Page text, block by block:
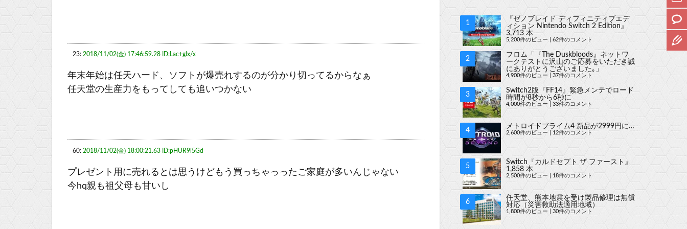
23: 2018/11/02(金) 17:46:59.28 ID:Lac+glx/x
年末年始は任天ハード、ソフトが爆売れするのが分かり切ってるからなぁ
任天堂の生産力をもってしても追いつかない
60: 2018/11/02(金) 18:00:21.63 ID:pHUR9i5Gd
プレゼント用に売れるとは思うけどもう買っちゃっったご家庭が多いんじゃない
今hq親も祖父母も甘いし
『ゼノブレイド ディフィニティブエデ
ィション Nintendo Switch 2 Edition』
3,713 本
5,200件のビュー 62件のコメント
フロム「『The Duskbloods』ネットワ
ークテストに沢山のご応募をいただき誠
にありがとうございました｡」
4,900件のビュー| 37件のコメント
Switch2版『FF14』緊急メンテでロード
時間が8秒から6秒に
4,000件のビュー 33件のコメント
メトロイドプライム4 新品が2999円に…
2,600件のビュー 12件のコメント
Switch『カルドセプト ザ ファースト』
1,858 本
2,500件のビュー 18件のコメント
任天堂、熊本地震を受け製品修理は無償
対応（災害救助法適用地域）
1,800件のビュー 30件のコメント